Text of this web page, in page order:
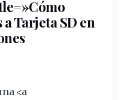
Tarjeta SD en
<a